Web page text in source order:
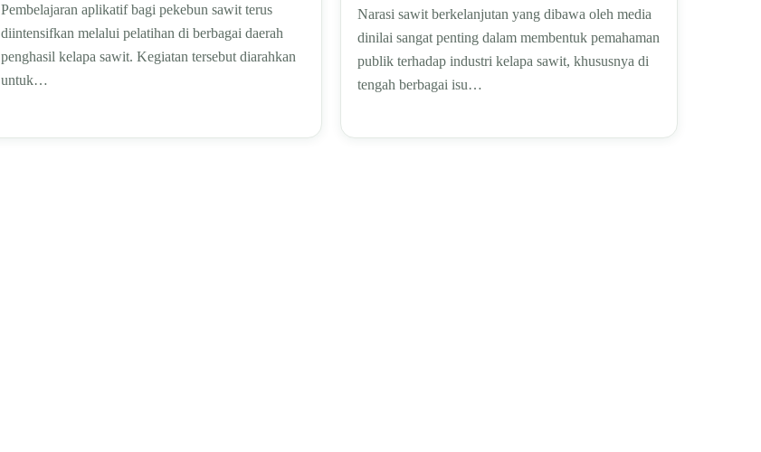
Pembelajaran aplikatif bagi pekebun sawit terus
diintensifkan melalui pelatihan di berbagai daerah
penghasil kelapa sawit. Kegiatan tersebut diarahkan
untuk…
Narasi sawit berkelanjutan yang dibawa oleh media
dinilai sangat penting dalam membentuk pemahaman
publik terhadap industri kelapa sawit, khususnya di
tengah berbagai isu…